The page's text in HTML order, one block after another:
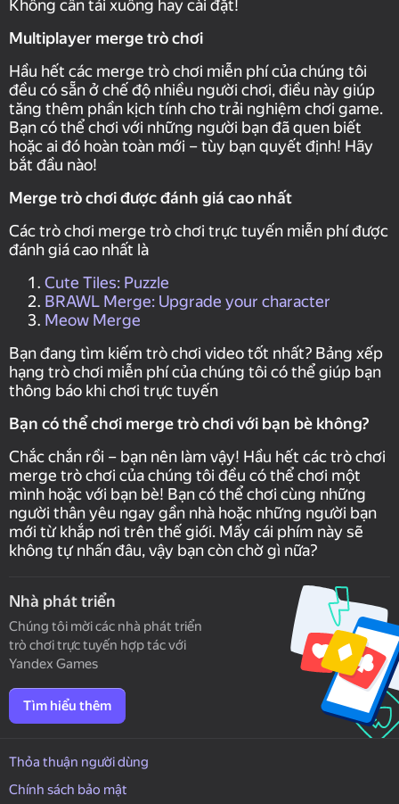
Không cần tải xuống hay cài đặt!
Multiplayer merge trò chơi
Hầu hết các merge trò chơi miễn phí của chúng tôi
đều có sẵn ở chế độ nhiều người chơi, điều này giúp
tăng thêm phần kịch tính cho trải nghiệm chơi game.
Bạn có thể chơi với những người bạn đã quen biết
hoặc ai đó hoàn toàn mới – tùy bạn quyết định! Hãy
bắt đầu nào!
Merge trò chơi được đánh giá cao nhất
Các trò chơi merge trò chơi trực tuyến miễn phí được
đánh giá cao nhất là
Cute Tiles: Puzzle
BRAWL Merge: Upgrade your character
Meow Merge
Bạn đang tìm kiếm trò chơi video tốt nhất? Bảng xếp
hạng trò chơi miễn phí của chúng tôi có thể giúp bạn
thông báo khi chơi trực tuyến
Bạn có thể chơi merge trò chơi với bạn bè không?
Chắc chắn rồi – bạn nên làm vậy! Hầu hết các trò chơi
merge trò chơi của chúng tôi đều có thể chơi một
mình hoặc với bạn bè! Bạn có thể chơi cùng những
người thân yêu ngay gần nhà hoặc những người bạn
mới từ khắp nơi trên thế giới. Mấy cái phím này sẽ
không tự nhấn đâu, vậy bạn còn chờ gì nữa?
Nhà phát triển
Chúng tôi mời các nhà phát triển
trò chơi trực tuyến hợp tác với
Yandex Games
Tìm hiểu thêm
Thỏa thuận người dùng
Chính sách bảo mật